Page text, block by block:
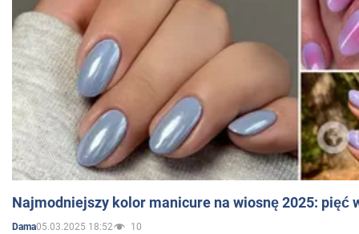
Najmodniejszy kolor manicure na wiosnę 2025: pięć
Dama05.03.2025 18:52 10